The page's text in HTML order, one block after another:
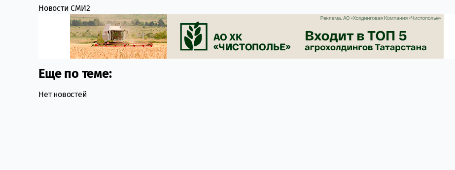
Новости СМИ2
Еще по теме:
Нет новостей